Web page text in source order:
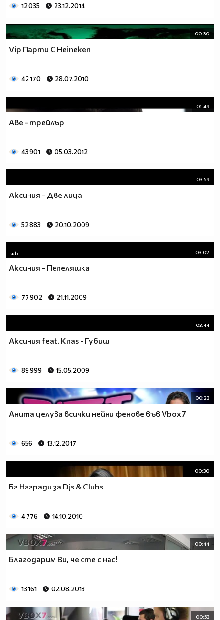
12 035 23.12.2014
00:30
Vip Парти С Heineken
42 170 28.07.2010
01:49
Аве - трейлър
43 901 05.03.2012
03:59
Аксиния - Две лица
52 883 20.10.2009
sub 03:02
Аксиния - Пепеляшка
77 902 21.11.2009
03:44
Аксиния feat. Knas - Губиш
89 999 15.05.2009
00:23
Анита целува всички нейни фенове във Vbox7
656 13.12.2017
00:30
Бг Награди за Djs & Clubs
4 776 14.10.2010
00:44
Благодарим Ви, че сте с нас!
13 161 02.08.2013
00:53